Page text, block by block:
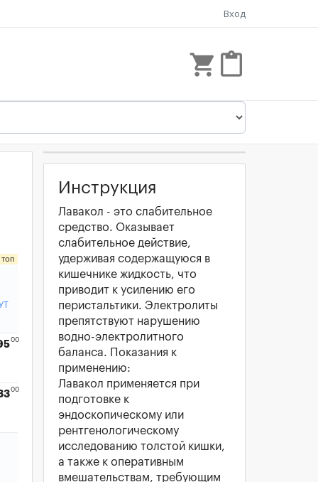
Вход
shopping_cart content_paste
00
00
Инструкция
Лавакол - это слабительное
средство. Оказывает
слабительное действие,
удерживая содержащуюся в
кишечнике жидкость, что
приводит к усилению его
перистальтики. Электролиты
препятствуют нарушению
водно-электролитного
баланса. Показания к
применению:
Лавакол применяется при
подготовке к
эндоскопическому или
рентгенологическому
исследованию толстой кишки,
а также к оперативным
вмешательствам, требующим